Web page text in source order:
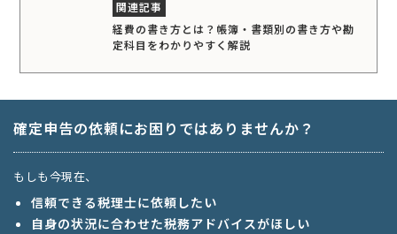
経費の書き方とは？帳簿・書類別の書き方や勘
定科目をわかりやすく解説
確定申告の依頼にお困りではありませんか？
もしも今現在、
信頼できる税理士に依頼したい
自身の状況に合わせた税務アドバイスがほしい